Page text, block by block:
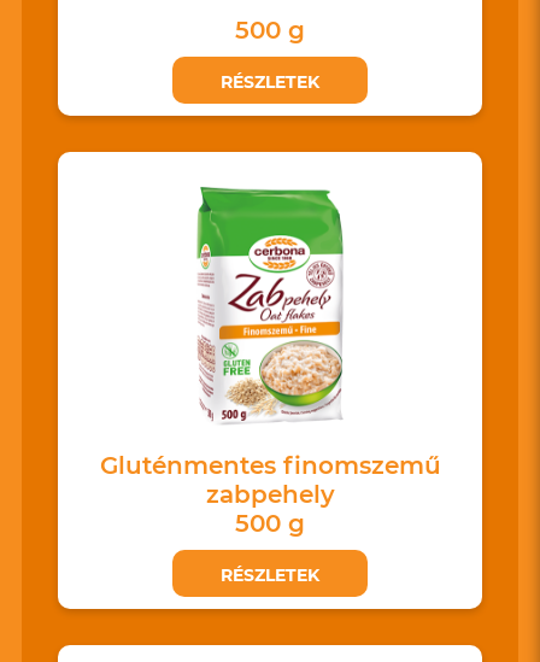
500 g
RÉSZLETEK
Gluténmentes finomszemű
zabpehely
500 g
RÉSZLETEK